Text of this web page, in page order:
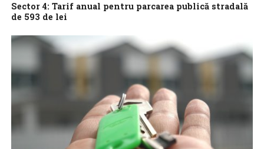
Sector 4: Tarif anual pentru parcarea publică stradală
de 593 de lei
pentru parcarea publică stradală, în cuantum de 593 de lei, prin